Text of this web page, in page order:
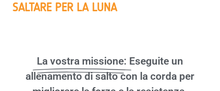
SALTARE PER LA LUNA
La vostra missione: Eseguite un
allenamento di salto con la corda per